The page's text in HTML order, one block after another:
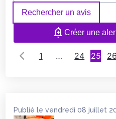
FLEURS SEYSSES
PLAQUES FROUZINS
FLEURS FROUZINS
Rechercher un avis
Créer une
1 … 24 25 26
Publié le vendredi 08 juillet